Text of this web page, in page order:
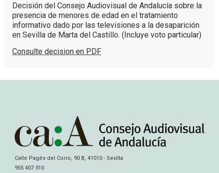
Decisión del Consejo Audiovisual de Andalucía sobre la
presencia de menores de edad en el tratamiento
informativo dado por las televisiones a la desaparición
en Sevilla de Marta del Castillo. (Incluye voto particular)
Consulte decision en PDF
Calle Pagés del Corro, 90 B, 41010 - Sevilla
955 407 310